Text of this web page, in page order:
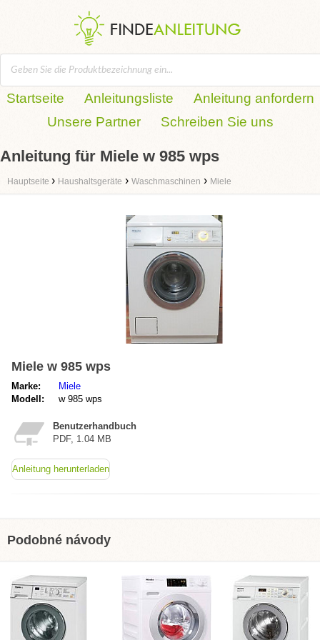
Startseite Anleitungsliste
Anleitung anfordern
Unsere Partner
Schreiben Sie uns
Anleitung für Miele w 985 wps
Hauptseite › Haushaltsgeräte › Waschmaschinen › Miele
Miele w 985 wps
Marke:
Miele
Modell:
w 985 wps
Benutzerhandbuch
PDF, 1.04 MB
Anleitung herunterladen
Podobné návody